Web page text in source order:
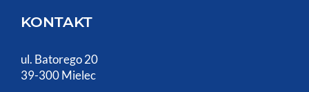
Operatorskiego – wydarzenia, które na długo
rejestrację, a tegoroczna edycja przeniesie
Was w miejsce, gdzie elegancja spotyka się z